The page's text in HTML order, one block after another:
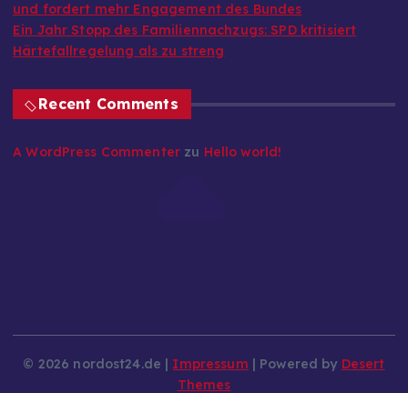
und fordert mehr Engagement des Bundes
Ein Jahr Stopp des Familiennachzugs: SPD kritisiert
Härtefallregelung als zu streng
Recent Comments
A WordPress Commenter zu Hello world!
© 2026 nordost24.de | Impressum | Powered by Desert
Themes